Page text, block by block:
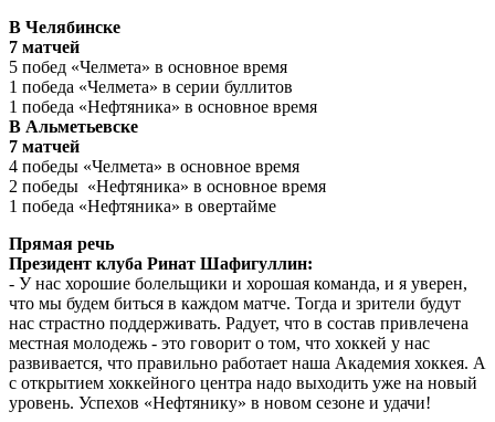
В Челябинске
7 матчей
5 побед «Челмета» в основное время
1 победа «Челмета» в серии буллитов
1 победа «Нефтяника» в основное время
В Альметьевске
7 матчей
4 победы «Челмета» в основное время
2 победы «Нефтяника» в основное время
1 победа «Нефтяника» в овертайме
Прямая речь
Президент клуба Ринат Шафигуллин:
- У нас хорошие болельщики и хорошая команда, и я уверен,
что мы будем биться в каждом матче. Тогда и зрители будут
нас страстно поддерживать. Радует, что в состав привлечена
местная молодежь - это говорит о том, что хоккей у нас
развивается, что правильно работает наша Академия хоккея. А
с открытием хоккейного центра надо выходить уже на новый
уровень. Успехов «Нефтянику» в новом сезоне и удачи!